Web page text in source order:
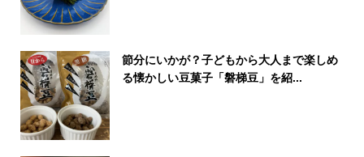
節分にいかが？子どもから大人まで楽しめ
る懐かしい豆菓子「磐梯豆」を紹...